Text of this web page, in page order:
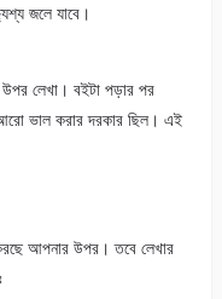
জলে যাবে।
লেখা। বইটা পড়ার পর
ভাল করার দরকার ছিল। এই
আপনার উপর। তবে লেখার